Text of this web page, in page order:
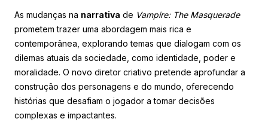
As mudanças na narrativa de Vampire: The Masquerade
prometem trazer uma abordagem mais rica e
contemporânea, explorando temas que dialogam com os
dilemas atuais da sociedade, como identidade, poder e
moralidade. O novo diretor criativo pretende aprofundar a
construção dos personagens e do mundo, oferecendo
histórias que desafiam o jogador a tomar decisões
complexas e impactantes.